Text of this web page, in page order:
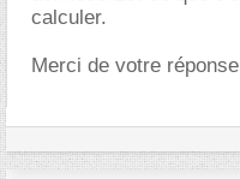
calculer.
Merci de votre réponse